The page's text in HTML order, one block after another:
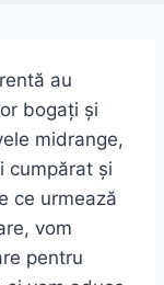
au
bogați și
midrange,
cumpărat și
ce urmează
vom
pentru